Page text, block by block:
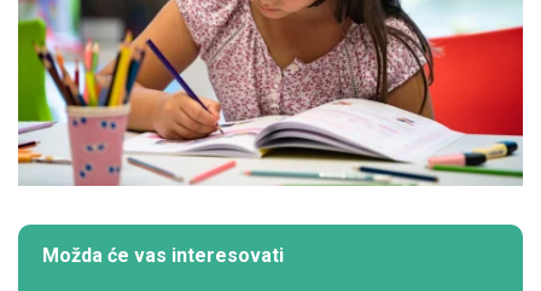
Možda će vas interesovati